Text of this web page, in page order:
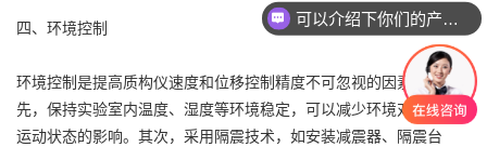
四、环境控制
环境控制是提高质构仪速度和位移控制精度不可忽视的因素。首
先，保持实验室内温度、湿度等环境稳定，可以减少环境对质构仪
运动状态的影响。其次，采用隔震技术，如安装减震器、隔震台